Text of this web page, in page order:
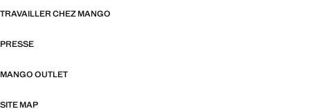
TRAVAILLER CHEZ MANGO
PRESSE
MANGO OUTLET
SITE MAP